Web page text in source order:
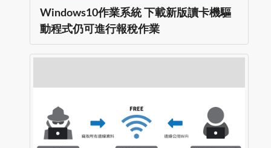
Windows10作業系統 下載新版讀卡機驅
動程式仍可進行報稅作業